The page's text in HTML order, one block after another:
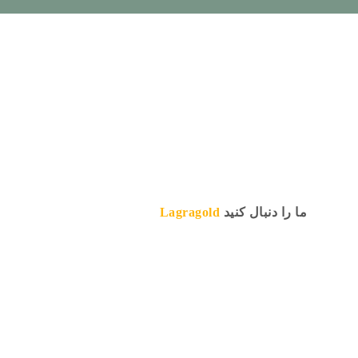
ما را دنبال کنید Lagragold